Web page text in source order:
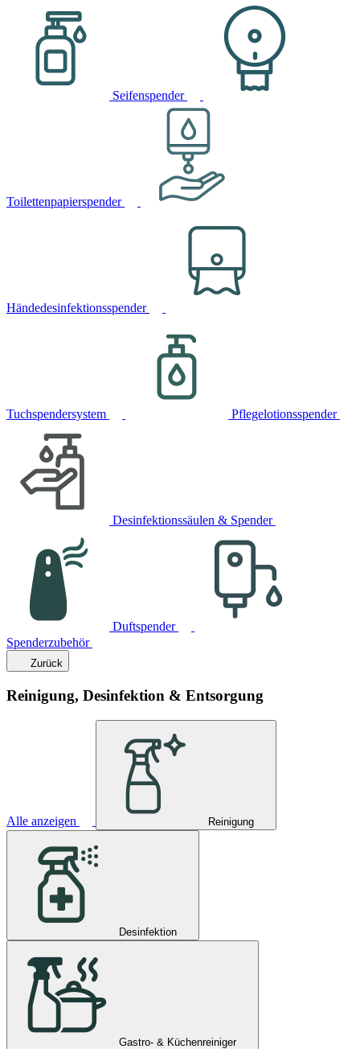
Seifenspender
Toilettenpapierspender
Händedesinfektionsspender
Tuchspendersystem Pflegelotionsspender
Desinfektionssäulen & Spender
Duftspender
Spenderzubehör
Zurück
Reinigung, Desinfektion & Entsorgung
Alle anzeigen Reinigung
Desinfektion
Gastro- & Küchenreiniger